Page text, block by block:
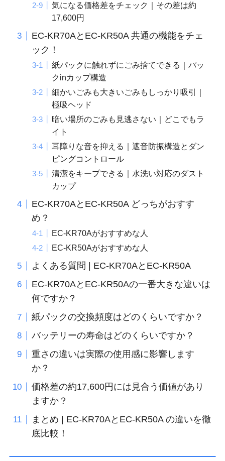
気になる価格差をチェック｜その差は約
17,600円
EC-KR70AとEC-KR50A 共通の機能をチェ
ック！
紙パックに触れずにごみ捨てできる｜パッ
クinカップ構造
細かいごみも大きいごみもしっかり吸引｜
極吸ヘッド
暗い場所のごみも見逃さない｜どこでもラ
イト
耳障りな音を抑える｜遮音防振構造とダン
ピングコントロール
清潔をキープできる｜水洗い対応のダスト
カップ
EC-KR70AとEC-KR50A どっちがおすす
め？
EC-KR70Aがおすすめな人
EC-KR50Aがおすすめな人
よくある質問 | EC-KR70AとEC-KR50A
EC-KR70AとEC-KR50Aの一番大きな違いは
何ですか？
紙パックの交換頻度はどのくらいですか？
バッテリーの寿命はどのくらいですか？
重さの違いは実際の使用感に影響します
か？
価格差の約17,600円には見合う価値があり
ますか？
まとめ | EC-KR70AとEC-KR50A の違いを徹
底比較！